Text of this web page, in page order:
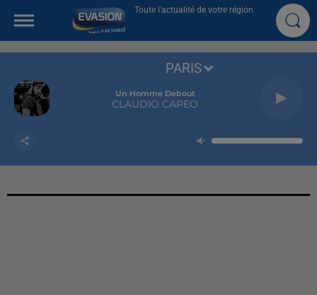
Toute l'actualité de votre région
Un Homme Debout
CLAUDIO CAPEO
PARIS